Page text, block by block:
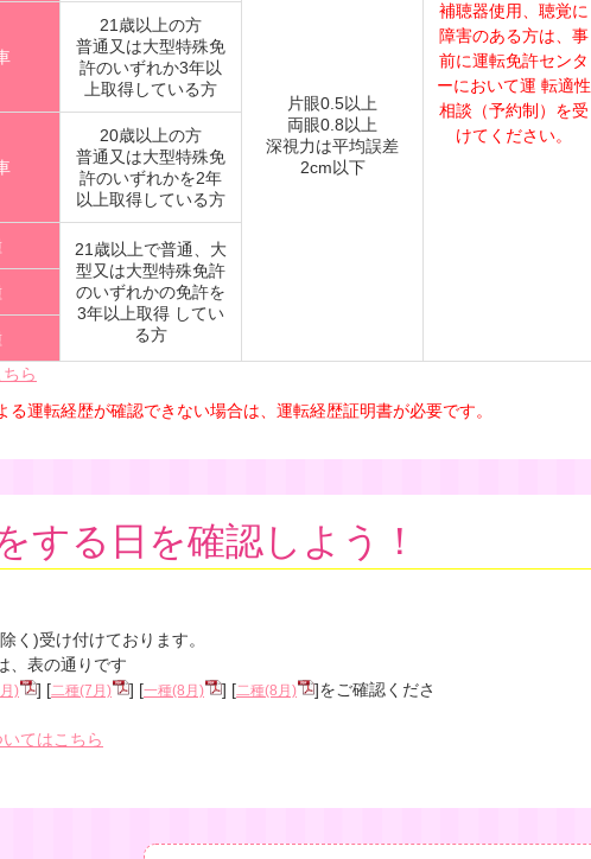
補聴器使用、聴覚に
障害のある方は、事
前に運転免許センタ
ーにおいて運 転適性
相談（予約制）を受
けてください。
片眼0.5以上
両眼0.8以上
深視力は平均誤差
2cm以下
21歳以上の方
普通又は大型特殊免
許のいずれか3年以
上取得している方
20歳以上の方
普通又は大型特殊免
許のいずれかを2年
以上取得している方
21歳以上で普通、大
型又は大型特殊免許
のいずれかの免許を
3年以上取得 してい
る方
ら
運転経歴が確認できない場合は、運転経歴証明書が必要です。
する日を確認しよう！
く)受け付けております。
、表の通りです
) ] [二種(7月) ] [一種(8月) ] [二種(8月)
]をご確認くださ
てはこちら